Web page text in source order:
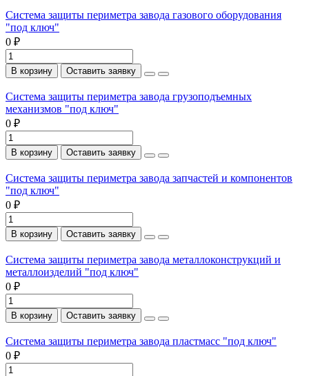
Система защиты периметра завода газового оборудования
"под ключ"
0 ₽
В корзину Оставить заявку
Система защиты периметра завода грузоподъемных
механизмов "под ключ"
0 ₽
В корзину Оставить заявку
Система защиты периметра завода запчастей и компонентов
"под ключ"
0 ₽
В корзину Оставить заявку
Система защиты периметра завода металлоконструкций и
металлоизделий "под ключ"
0 ₽
В корзину Оставить заявку
Система защиты периметра завода пластмасс "под ключ"
0 ₽